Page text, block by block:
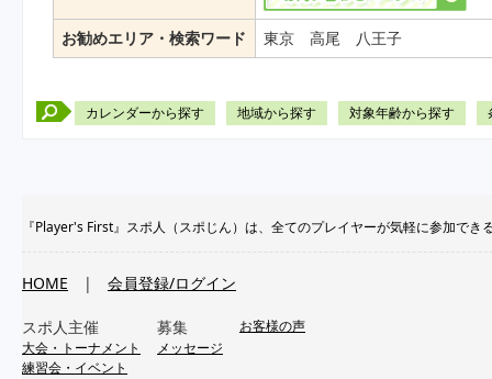
お勧めエリア・検索ワード 東京 高尾 八王子
カレンダーから探す 地域から探す 対象年齢から探す
『Player's First』スポ人（スポじん）は、全てのプレイヤーが気軽に参加で
HOME | 会員登録/ログイン
スポ人主催
大会・トーナメント
練習会・イベント
募集
メッセージ
お客様の声